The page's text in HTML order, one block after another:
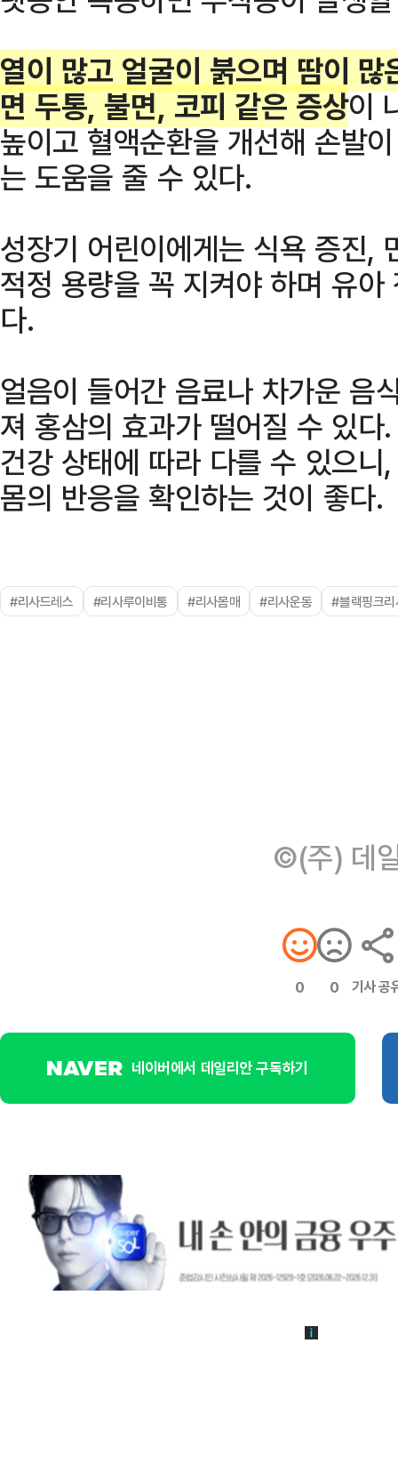
열이 많고 얼굴이 붉으며 땀이
면 두통, 불면, 코피 같은 증상이
높이고 혈액순환을 개선해 손발
는 도움을 줄 수 있다.
성장기 어린이에게는 식욕 증진,
적정 용량을 꼭 지켜야 하며 유
다.
얼음이 들어간 음료나 차가운 음
져 홍삼의 효과가 떨어질 수 있
건강 상태에 따라 다를 수 있으
몸의 반응을 확인하는 것이 좋다.
#리사드레스 #리사루이비통 #리사몸매 #리사운동 #블랙핑크
©(주) 데
0 0 기사 공
네이버에서 데일리안 구독하기